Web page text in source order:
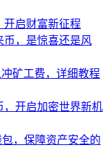
开启财富新征程
币，是惊喜还是风
矿工费，详细教程
，开启加密世界新机
，保障资产安全的